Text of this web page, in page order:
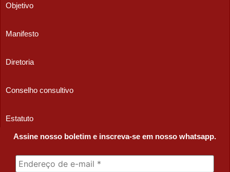
Objetivo
Manifesto
Diretoria
Conselho consultivo
Estatuto
Assine nosso boletim e inscreva-se em nosso whatsapp.